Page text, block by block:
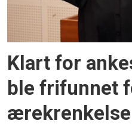
Klart for
ble frifunnet